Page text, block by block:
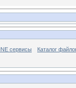
сервисы Каталог